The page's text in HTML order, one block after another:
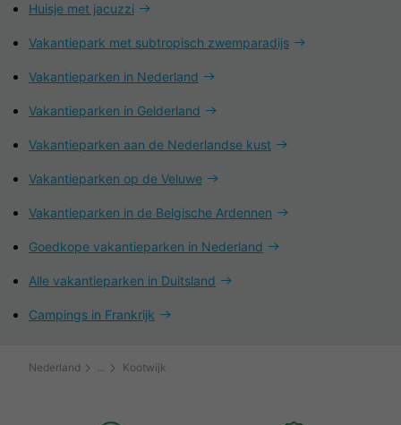
Huisje met jacuzzi
Vakantiepark met subtropisch zwemparadijs
Vakantieparken in Nederland
Vakantieparken in Gelderland
Vakantieparken aan de Nederlandse kust
Vakantieparken op de Veluwe
Vakantieparken in de Belgische Ardennen
Goedkope vakantieparken in Nederland
Alle vakantieparken in Duitsland
Campings in Frankrijk
Nederland Kootwijk